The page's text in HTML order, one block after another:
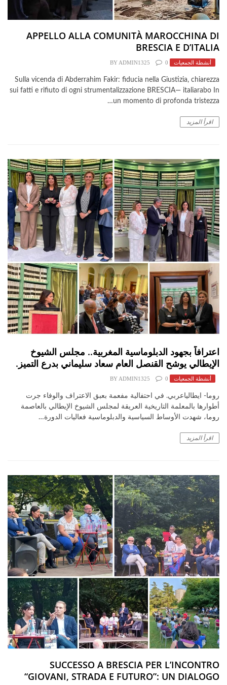
​APPELLO ALLA COMUNITÀ MAROCCHINA DI
BRESCIA E D’ITALIA
أنشطة الجمعيات BY ADMIN1325 0
Sulla vicenda di Abderrahim Fakir: fiducia nella Giustizia, chiarezza
sui fatti e rifiuto di ogni strumentalizzazione BRESCIA— italiarabo In
un momento di profonda tristezza…
اقرأ المزيد
اعترافاً بجهود الدبلوماسية المغربية.. مجلس الشيوخ
الإيطالي يوشح القنصل العام سعاد سليماني بدرع التميز.
أنشطة الجمعيات BY ADMIN1325 0
روما- ايطالياعربي. في احتفالية مفعمة بعبق الاعتراف والوفاء جرت
أطوارها بالمعلمة التاريخية العريقة لمجلس الشيوخ الإيطالي بالعاصمة
روما، شهدت الأوساط السياسية والدبلوماسية فعاليات الدورة…
اقرأ المزيد
SUCCESSO A BRESCIA PER L’INCONTRO
“GIOVANI, STRADA E FUTURO”: UN DIALOGO